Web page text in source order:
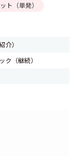
ト（単発）
介）
ク（継続）